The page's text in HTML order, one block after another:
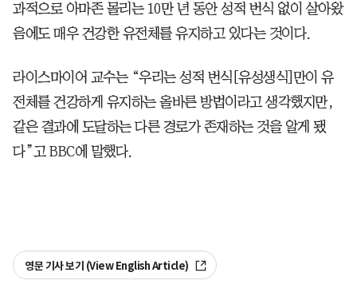
과적으로 아마존 몰리는 10만 년 동안 성적 번식 없이 살아왔
음에도 매우 건강한 유전체를 유지하고 있다는 것이다.
라이스마이어 교수는 “우리는 성적 번식[유성생식]만이 유
전체를 건강하게 유지하는 올바른 방법이라고 생각했지만,
같은 결과에 도달하는 다른 경로가 존재하는 것을 알게 됐
다”고 BBC에 말했다.
영문 기사 보기 (View English Article)